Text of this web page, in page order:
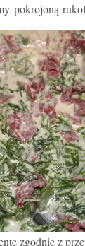
pokrojoną
zgodnie z